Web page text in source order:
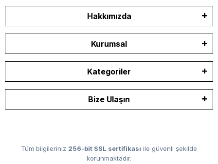
Hakkımızda
Kurumsal
Kategoriler
Bize Ulaşın
Tüm bilgileriniz 256-bit SSL sertifikası ile güvenli şekilde
korunmaktadır.